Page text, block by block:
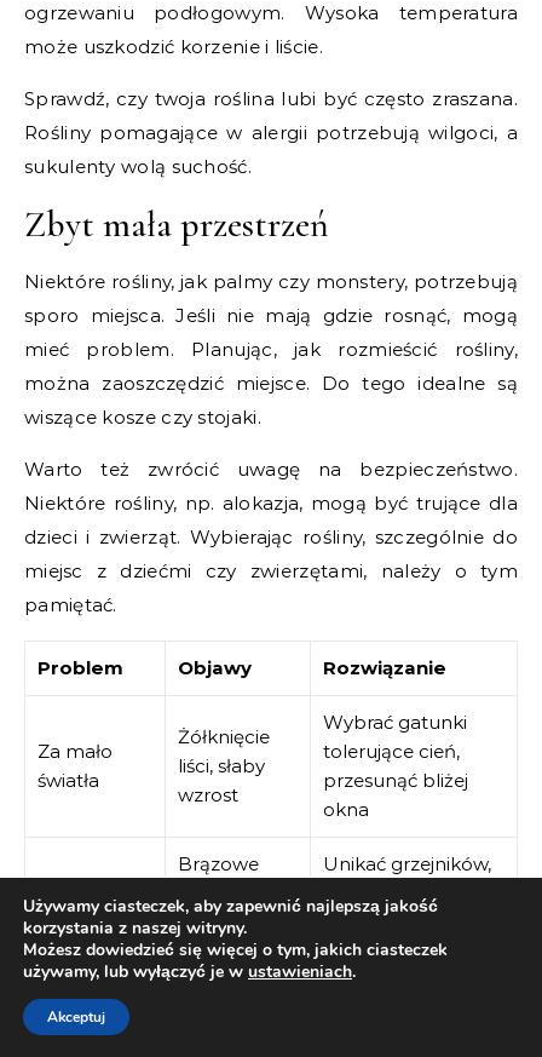
ogrzewaniu podłogowym. Wysoka temperatura
może uszkodzić korzenie i liście.
Sprawdź, czy twoja roślina lubi być często zraszana.
Rośliny pomagające w alergii potrzebują wilgoci, a
sukulenty wolą suchość.
Zbyt mała przestrzeń
Niektóre rośliny, jak palmy czy monstery, potrzebują
sporo miejsca. Jeśli nie mają gdzie rosnąć, mogą
mieć problem. Planując, jak rozmieścić rośliny,
można zaoszczędzić miejsce. Do tego idealne są
wiszące kosze czy stojaki.
Warto też zwrócić uwagę na bezpieczeństwo.
Niektóre rośliny, np. alokazja, mogą być trujące dla
dzieci i zwierząt. Wybierając rośliny, szczególnie do
miejsc z dziećmi czy zwierzętami, należy o tym
pamiętać.
Problem Objawy Rozwiązanie
Za mało
światła
Żółknięcie
liści, słaby
wzrost
Wybrać gatunki
tolerujące cień,
przesunąć bliżej
okna
Przesuszone
stanowisko
Brązowe
liści,
opadanie
Unikać grzejników,
wilgotność lub
zmienić gatunek
Używamy ciasteczek, aby zapewnić najlepszą jakość
korzystania z naszej witryny.
Możesz dowiedzieć się więcej o tym, jakich ciasteczek
używamy, lub wyłączyć je w ustawieniach.
Akceptuj